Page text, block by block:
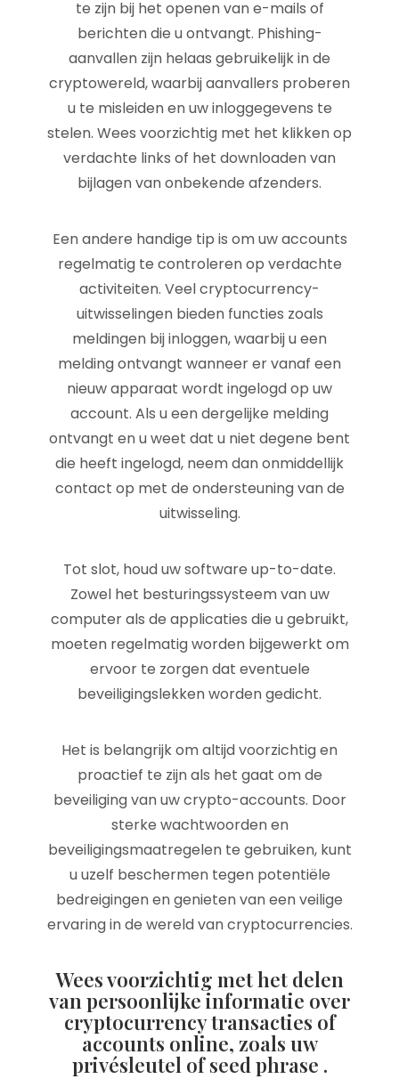
te zijn bij het openen van e-mails of
berichten die u ontvangt. Phishing-
aanvallen zijn helaas gebruikelijk in de
cryptowereld, waarbij aanvallers proberen
u te misleiden en uw inloggegevens te
stelen. Wees voorzichtig met het klikken op
verdachte links of het downloaden van
bijlagen van onbekende afzenders.
Een andere handige tip is om uw accounts
regelmatig te controleren op verdachte
activiteiten. Veel cryptocurrency-
uitwisselingen bieden functies zoals
meldingen bij inloggen, waarbij u een
melding ontvangt wanneer er vanaf een
nieuw apparaat wordt ingelogd op uw
account. Als u een dergelijke melding
ontvangt en u weet dat u niet degene bent
die heeft ingelogd, neem dan onmiddellijk
contact op met de ondersteuning van de
uitwisseling.
Tot slot, houd uw software up-to-date.
Zowel het besturingssysteem van uw
computer als de applicaties die u gebruikt,
moeten regelmatig worden bijgewerkt om
ervoor te zorgen dat eventuele
beveiligingslekken worden gedicht.
Het is belangrijk om altijd voorzichtig en
proactief te zijn als het gaat om de
beveiliging van uw crypto-accounts. Door
sterke wachtwoorden en
beveiligingsmaatregelen te gebruiken, kunt
u uzelf beschermen tegen potentiële
bedreigingen en genieten van een veilige
ervaring in de wereld van cryptocurrencies.
Wees voorzichtig met het delen
van persoonlijke informatie over
cryptocurrency transacties of
accounts online, zoals uw
privésleutel of seed phrase .